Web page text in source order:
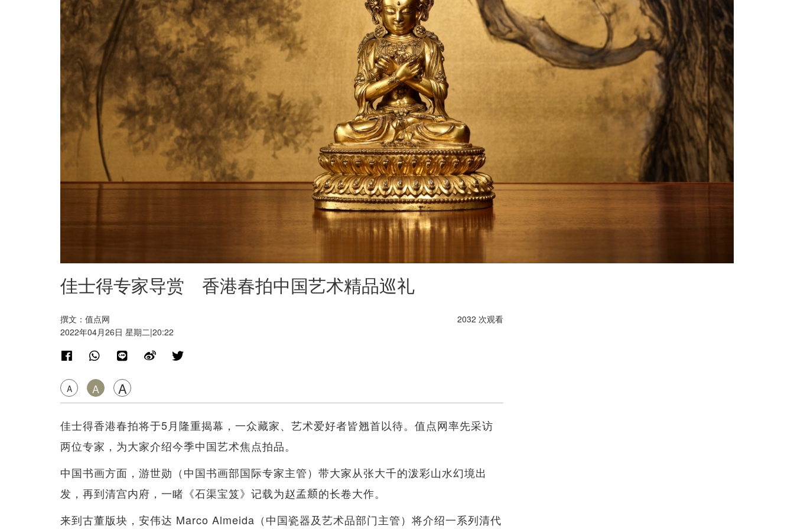
佳士得专家导赏 香港春拍中国艺术精品巡礼
撰文：值点网
2022年04月26日 星期二|20:22
A A A
2032 次观看
佳士得香港春拍将于5月隆重揭幕，一众藏家、艺术爱好者皆翘首以待。值点网率先采访
两位专家，为大家介绍今季中国艺术焦点拍品。
中国书画方面，游世勋（中国书画部国际专家主管）带大家从张大千的泼彩山水幻境出
发，再到清宫内府，一睹《石渠宝笈》记载为赵孟𫖯的长卷大作。
来到古董版块，安伟达 Marco Almeida（中国瓷器及艺术品部门主管）将介绍一系列清代